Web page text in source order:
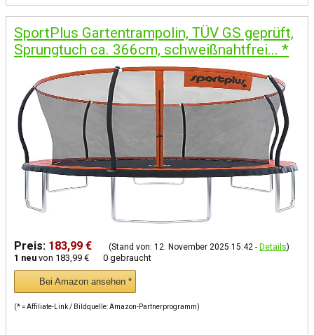
SportPlus Gartentrampolin, TÜV GS geprüft,
Sprungtuch ca. 366cm, schweißnahtfrei... *
Preis: 183,99 € (Stand von: 12. November 2025 15:42 - Details)
1 neu von 183,99 € 0 gebraucht
Bei Amazon ansehen *
(* = Affiliate-Link / Bildquelle: Amazon-Partnerprogramm)